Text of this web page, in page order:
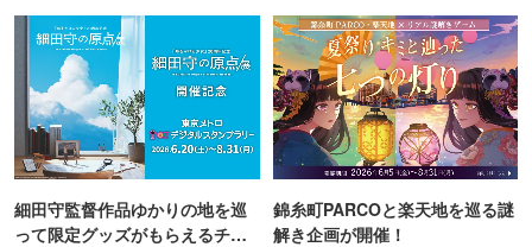
細田守監督作品ゆかりの地を巡
って限定グッズがもらえるチャ
錦糸町PARCOと楽天地を巡る謎
解き企画が開催！